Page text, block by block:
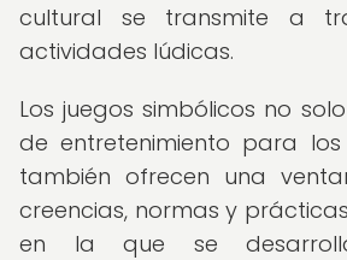
cultural se transmite a
actividades lúdicas.
Los juegos simbólicos no
de entretenimiento para los
también ofrecen una
creencias, normas y
en la que se